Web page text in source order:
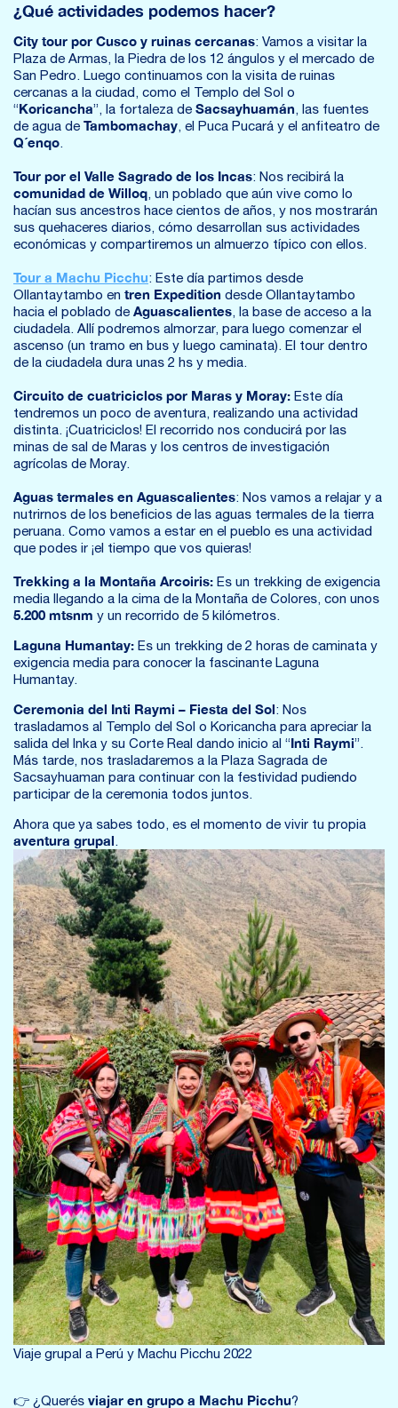
¿Qué actividades podemos hacer?
City tour por Cusco y ruinas cercanas: Vamos a visitar la
Plaza de Armas, la Piedra de los 12 ángulos y el mercado de
San Pedro. Luego continuamos con la visita de ruinas
cercanas a la ciudad, como el Templo del Sol o
“Koricancha”, la fortaleza de Sacsayhuamán, las fuentes
de agua de Tambomachay, el Puca Pucará y el anfiteatro de
Q´enqo.
Tour por el Valle Sagrado de los Incas: Nos recibirá la
comunidad de Willoq, un poblado que aún vive como lo
hacían sus ancestros hace cientos de años, y nos mostrarán
sus quehaceres diarios, cómo desarrollan sus actividades
económicas y compartiremos un almuerzo típico con ellos.
Tour a Machu Picchu: Este día partimos desde
Ollantaytambo en tren Expedition desde Ollantaytambo
hacia el poblado de Aguascalientes, la base de acceso a la
ciudadela. Allí podremos almorzar, para luego comenzar el
ascenso (un tramo en bus y luego caminata). El tour dentro
de la ciudadela dura unas 2 hs y media.
Circuito de cuatriciclos por Maras y Moray: Este día
tendremos un poco de aventura, realizando una actividad
distinta. ¡Cuatriciclos! El recorrido nos conducirá por las
minas de sal de Maras y los centros de investigación
agrícolas de Moray.
Aguas termales en Aguascalientes: Nos vamos a relajar y a
nutrirnos de los beneficios de las aguas termales de la tierra
peruana. Como vamos a estar en el pueblo es una actividad
que podes ir ¡el tiempo que vos quieras!
Trekking a la Montaña Arcoiris: Es un trekking de exigencia
media llegando a la cima de la Montaña de Colores, con unos
5.200 mtsnm y un recorrido de 5 kilómetros.
Laguna Humantay: Es un trekking de 2 horas de caminata y
exigencia media para conocer la fascinante Laguna
Humantay.
Ceremonia del Inti Raymi – Fiesta del Sol: Nos
trasladamos al Templo del Sol o Koricancha para apreciar la
salida del Inka y su Corte Real dando inicio al “Inti Raymi”.
Más tarde, nos trasladaremos a la Plaza Sagrada de
Sacsayhuaman para continuar con la festividad pudiendo
participar de la ceremonia todos juntos.
Ahora que ya sabes todo, es el momento de vivir tu propia
aventura grupal.
Viaje grupal a Perú y Machu Picchu 2022
👉 ¿Querés viajar en grupo a Machu Picchu?